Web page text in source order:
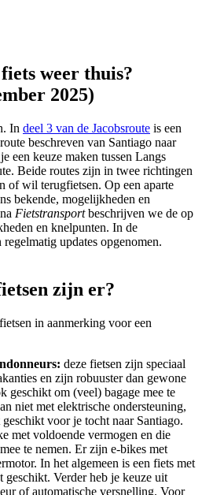
weer thuis?
2025)
In deel 3 van de Jacobsroute is een
beschreven van Santiago naar
een keuze maken tussen Langs
Beide routes zijn in twee richtingen
of wil terugfietsen. Op een aparte
bekende, mogelijkheden en
Fietstransportbeschrijven we de op
en knelpunten. In de
updates opgenomen.
zijn er?
in aanmerking voor een
deze fietsen zijn speciaal
en zijn robuuster dan gewone
geschikt om (veel) bagage mee te
niet met elektrische ondersteuning,
voor je tocht naar Santiago.
met voldoende vermogen en die
te nemen. Er zijn e-bikes met
In het algemeen is een fiets met
geschikt. Verder heb je keuze uit
of automatische versnelling. Voor